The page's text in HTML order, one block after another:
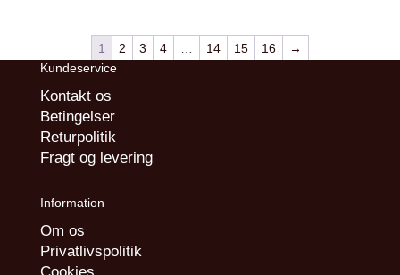
1 2 3 4 14 15 16
→
Kundeservice
Kontakt os
Betingelser
Returpolitik
Fragt og levering
Information
Om os
Privatlivspolitik